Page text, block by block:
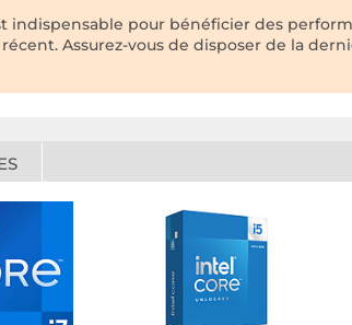
pour bénéficier des
Assurez-vous de disposer de la